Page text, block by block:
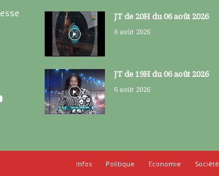
JT de 20H du 06 août 2026
6 août 2026
JT de 19H du 06 août 2026
6 août 2026
Infos Politique Economie Société